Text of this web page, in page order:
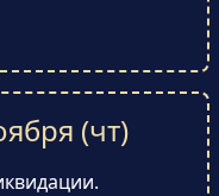
(чт)